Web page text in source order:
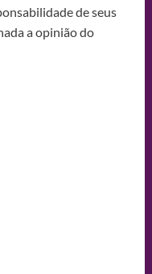
de seus
a opinião do